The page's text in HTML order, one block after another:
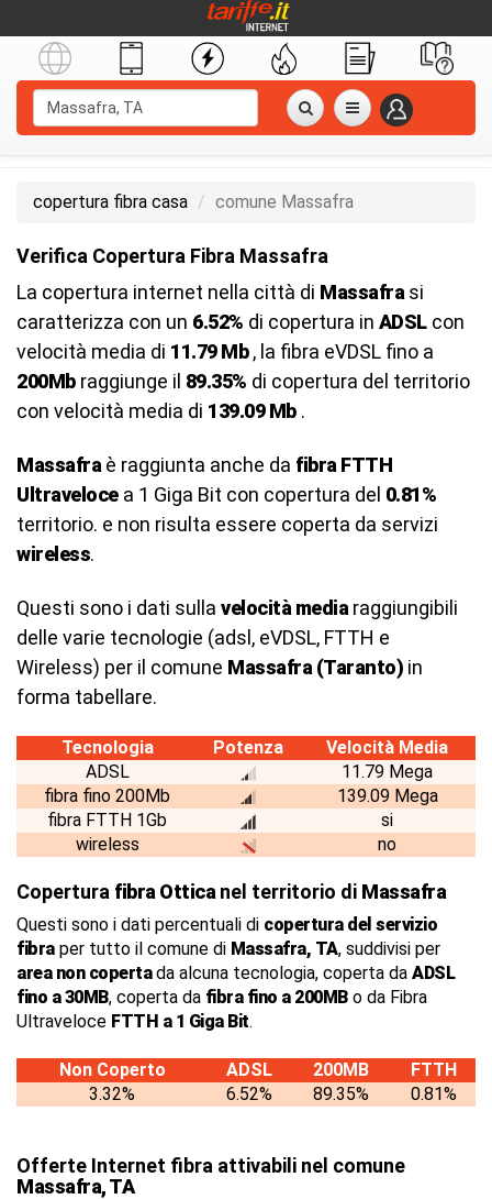
copertura fibra casa comune Massafra
Verifica Copertura Fibra Massafra
La copertura internet nella città di Massafra si
caratterizza con un 6.52% di copertura in ADSLcon
velocità media di 11.79 Mb, la fibra eVDSL fino a
200Mbraggiunge il 89.35% di copertura del territorio
con velocità media di 139.09 Mb.
Massafra è raggiunta anche da fibra FTTH
Ultravelocea 1 Giga Bit con copertura del 0.81%
territorio. e non risulta essere coperta da servizi
wireless.
Questi sono i dati sulla velocità media raggiungibili
delle varie tecnologie (adsl, eVDSL, FTTH e
Wireless) per il comune Massafra (Taranto) in
forma tabellare.
Tecnologia Potenza
Velocità Media
ADSL
11.79 Mega
fibra fino 200Mb
139.09 Mega
fibra FTTH 1Gb
si
wireless
no
Copertura fibra Ottica nel territorio di Massafra
Questi sono i dati percentuali di copertura del servizio
fibraper tutto il comune di Massafra, TA, suddivisi per
area non copertada alcuna tecnologia, coperta da ADSL
fino a 30MB, coperta da fibra fino a 200MBo da Fibra
Ultraveloce FTTH a 1 Giga Bit.
Non Coperto ADSL 200MB
FTTH
3.32%
6.52% 89.35% 0.81%
Offerte Internet fibra attivabili nel comune
Massafra, TA